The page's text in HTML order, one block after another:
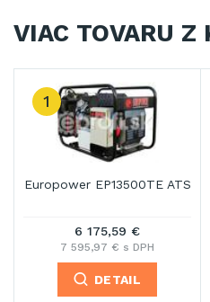
VIAC TOVARU Z
3
Europower EP20000TE
11 294,42 €
13 892,14 € s DPH
DETAIL